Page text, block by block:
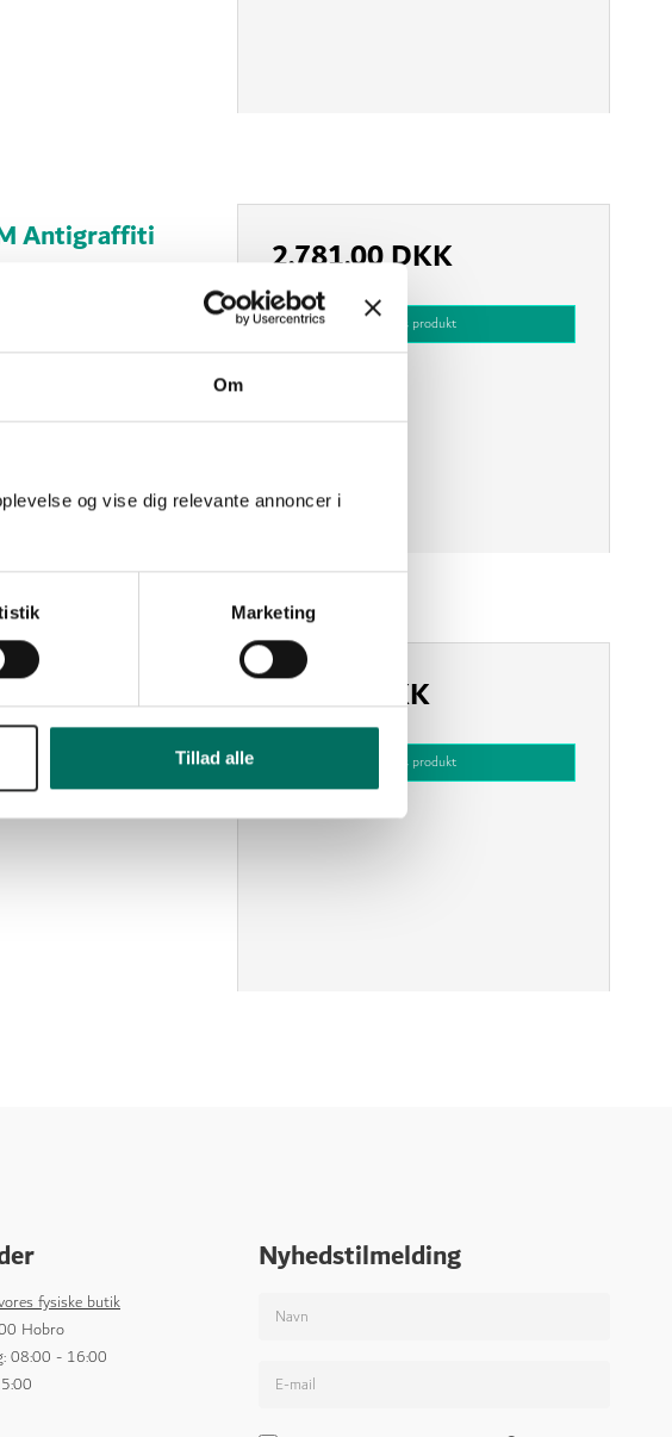
Om
og vise dig relevante annoncer i
Marketing
Tillad alle
Antigraffiti 2.781,00 DKK
(ekskl. moms)
Vis produkt
AG 1 149,00 DKK
(ekskl. moms)
Vis produkt
fysiske butik
Hobro
08:00 - 16:00
Nyhedstilmelding